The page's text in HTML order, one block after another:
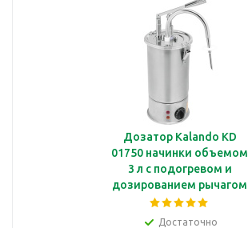
Дозатор Kalando KD
01750 начинки объемом
3 л с подогревом и
дозированием рычагом
Достаточно